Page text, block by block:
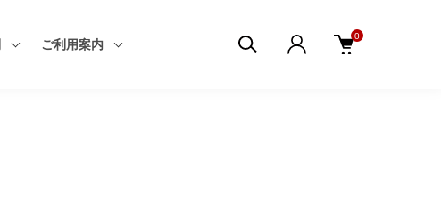
ご利用案内
0